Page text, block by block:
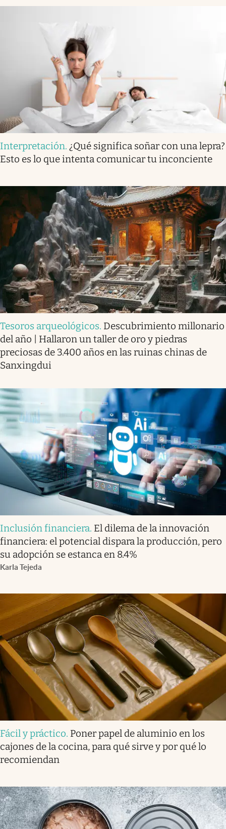
Interpretación. ¿Qué significa soñar con una lepra?
Esto es lo que intenta comunicar tu inconciente
Tesoros arqueológicos. Descubrimiento millonario
del año | Hallaron un taller de oro y piedras
preciosas de 3.400 años en las ruinas chinas de
Sanxingdui
Inclusión financiera. El dilema de la innovación
financiera: el potencial dispara la producción, pero
su adopción se estanca en 8.4%
Karla Tejeda
Fácil y práctico. Poner papel de aluminio en los
cajones de la cocina, para qué sirve y por qué lo
recomiendan